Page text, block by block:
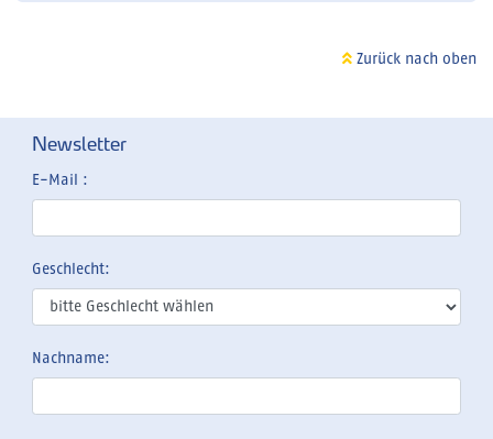
Zurück nach oben
Newsletter
E-Mail :
Geschlecht:
Nachname: